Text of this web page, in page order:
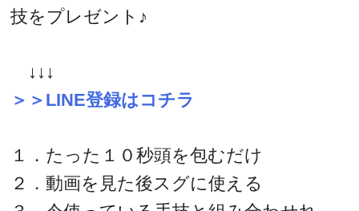
技をプレゼント♪
↓↓↓
＞＞LINE登録はコチラ
１．たった１０秒頭を包むだけ
２．動画を見た後スグに使える